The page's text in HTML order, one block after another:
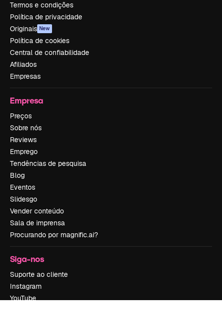
Termos e condições
Política de privacidade
Originais New
Política de cookies
Central de confiabilidade
Afiliados
Empresas
Empresa
Preços
Sobre nós
Reviews
Emprego
Tendências de pesquisa
Blog
Eventos
Slidesgo
Vender conteúdo
Sala de imprensa
Procurando por magnific.ai?
Siga-nos
Suporte ao cliente
Instagram
YouTube